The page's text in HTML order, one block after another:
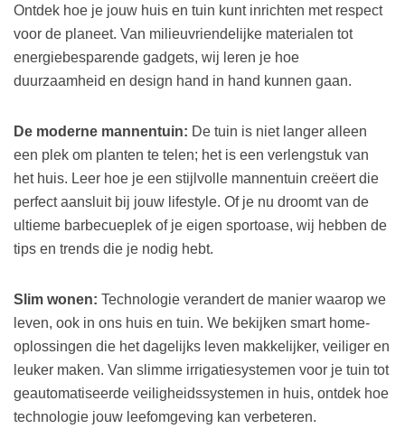
Ontdek hoe je jouw huis en tuin kunt inrichten met respect
voor de planeet. Van milieuvriendelijke materialen tot
energiebesparende gadgets, wij leren je hoe
duurzaamheid en design hand in hand kunnen gaan.
De moderne mannentuin: De tuin is niet langer alleen
een plek om planten te telen; het is een verlengstuk van
het huis. Leer hoe je een stijlvolle mannentuin creëert die
perfect aansluit bij jouw lifestyle. Of je nu droomt van de
ultieme barbecueplek of je eigen sportoase, wij hebben de
tips en trends die je nodig hebt.
Slim wonen: Technologie verandert de manier waarop we
leven, ook in ons huis en tuin. We bekijken smart home-
oplossingen die het dagelijks leven makkelijker, veiliger en
leuker maken. Van slimme irrigatiesystemen voor je tuin tot
geautomatiseerde veiligheidssystemen in huis, ontdek hoe
technologie jouw leefomgeving kan verbeteren.